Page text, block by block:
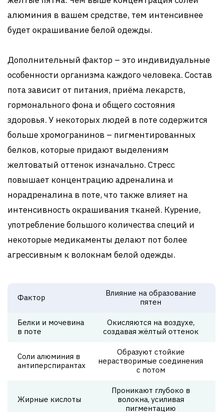
алюминия в вашем средстве, тем интенсивнее
будет окрашивание белой одежды.
Дополнительный фактор – это индивидуальные
особенности организма каждого человека. Состав
пота зависит от питания, приёма лекарств,
гормонального фона и общего состояния
здоровья. У некоторых людей в поте содержится
больше хромогранинов – пигментированных
белков, которые придают выделениям
желтоватый оттенок изначально. Стресс
повышает концентрацию адреналина и
норадреналина в поте, что также влияет на
интенсивность окрашивания тканей. Курение,
употребление большого количества специй и
некоторые медикаменты делают пот более
агрессивным к волокнам белой одежды.
Фактор
Влияние на образование
пятен
Белки и мочевина
в поте
Окисляются на воздухе,
создавая жёлтый оттенок
Соли алюминия в
антиперспирантах
Образуют стойкие
нерастворимые соединения
с потом
Жирные кислоты
Проникают глубоко в
волокна, усиливая
пигментацию